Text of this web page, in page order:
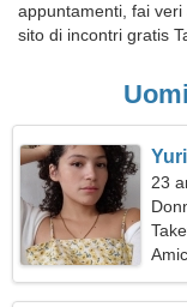
appuntamenti, fai
sito di incontri gratis
Yuri
23